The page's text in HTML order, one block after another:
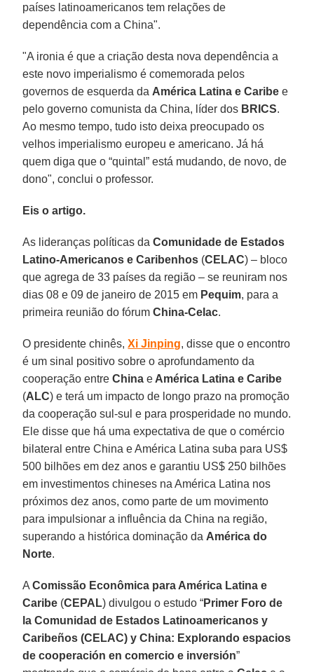
países latinoamericanos tem relações de
dependência com a China".
"A ironia é que a criação desta nova dependência a
este novo imperialismo é comemorada pelos
governos de esquerda da América Latina e Caribe e
pelo governo comunista da China, líder dos BRICS.
Ao mesmo tempo, tudo isto deixa preocupado os
velhos imperialismo europeu e americano. Já há
quem diga que o “quintal” está mudando, de novo, de
dono", conclui o professor.
Eis o artigo.
As lideranças políticas daComunidade de Estados
Latino-Americanos e Caribenhos (CELAC) – bloco
que agrega de 33 países da região – se reuniram nos
dias 08 e 09 de janeiro de 2015 em Pequim, para a
primeira reunião do fórumChina-Celac.
O presidente chinês,Xi Jinping, disse que o encontro
é um sinal positivo sobre o aprofundamento da
cooperação entreChinae América Latina e Caribe
(ALC) e terá um impacto de longo prazo na promoção
da cooperação sul-sul e para prosperidade no mundo.
Ele disse que há uma expectativa de que o comércio
bilateral entre China e América Latina suba para US$
500 bilhões em dez anos e garantiu US$ 250 bilhões
em investimentos chineses na América Latina nos
próximos dez anos, como parte de um movimento
para impulsionar a influência da China na região,
superando a histórica dominação da América do
Norte.
AComissão Econômica para América Latina e
Caribe (CEPAL) divulgou o estudo “Primer Foro de
la Comunidad de Estados Latinoamericanos y
Caribeños (CELAC) y China: Explorando espacios
de cooperación en comercio e inversión”